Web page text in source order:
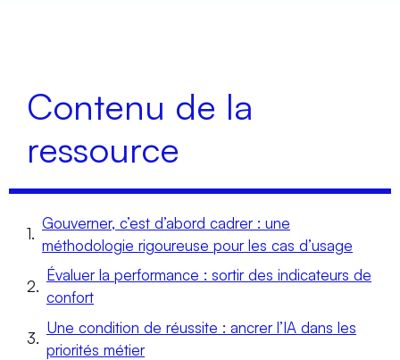
Contenu de la
ressource
Gouverner, c’est d’abord cadrer : une
méthodologie rigoureuse pour les cas d’usage
Évaluer la performance : sortir des indicateurs de
confort
Une condition de réussite : ancrer l’IA dans les
priorités métier